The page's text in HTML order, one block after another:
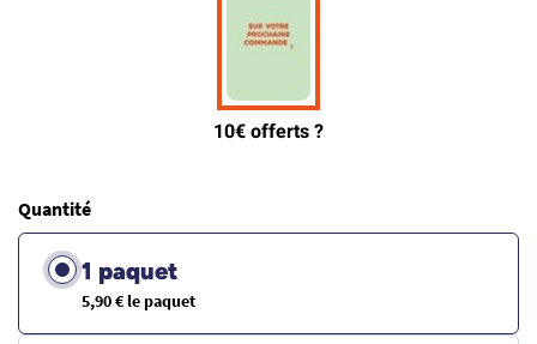
Quantité
1 paquet
5,90 € le paquet